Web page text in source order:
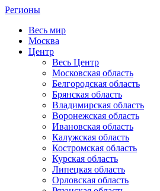
Регионы
Весь мир
Москва
Центр
Весь Центр
Московская область
Белгородская область
Брянская область
Владимирская область
Воронежская область
Ивановская область
Калужская область
Костромская область
Курская область
Липецкая область
Орловская область